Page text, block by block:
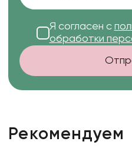
Я согласен с
обработки
Рекомендуем